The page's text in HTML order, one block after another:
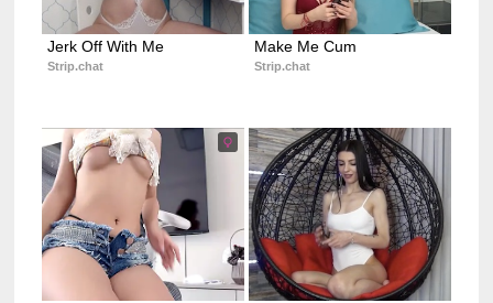
Jerk Off With Me
Strip.chat
Make Me Cum
Strip.chat